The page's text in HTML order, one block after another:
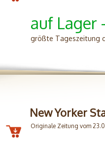
auf Lager
größte Tageszeitung
New Yorker
Originale Zeitung vom